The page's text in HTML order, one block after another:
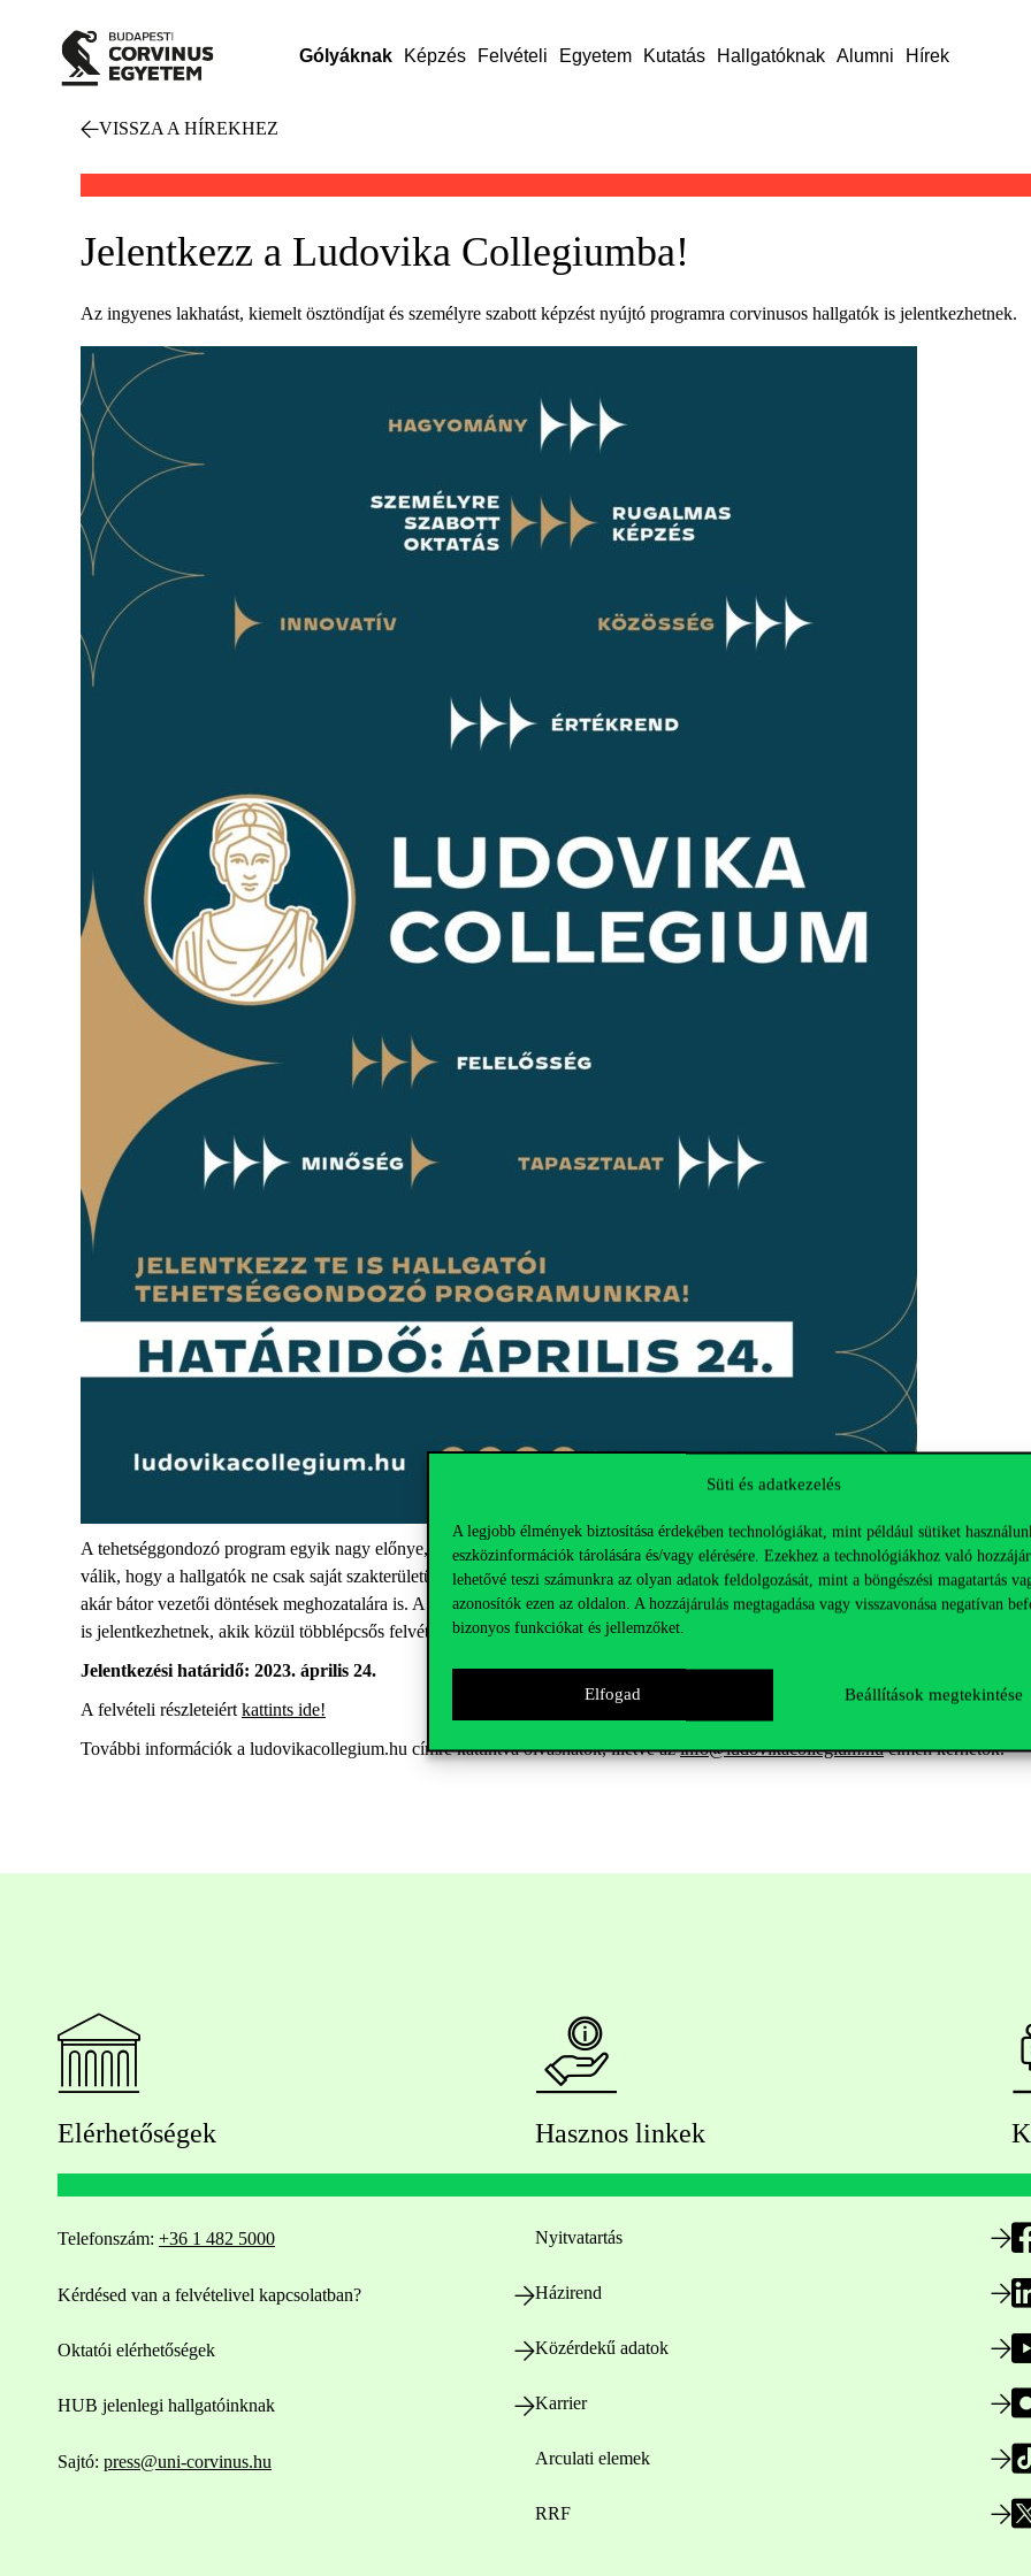
Süti és adatkezelés
A legjobb élmények biztosítása érdekében technológiákat, mint például sütiket
eszközinformációk tárolására és/vagy elérésére. Ezekhez a technológiákhoz való
lehetővé teszi számunkra az olyan adatok feldolgozását, mint a böngészési magatartás
azonosítók ezen az oldalon. A hozzájárulás megtagadása vagy visszavonása negatívan
bizonyos funkciókat és jellemzőket.
Elfogad Beállítások megtekintése
Gólyáknak Képzés Felvételi Egyetem Kutatás Hallgatóknak Alumni Hírek
VISSZA A HÍREKHEZ
Jelentkezz a Ludovika Collegiumba!
Az ingyenes lakhatást, kiemelt ösztöndíjat és személyre szabott képzést nyújtó programra corvinusos hallgatók is jelentkezhetnek.
A tehetséggondozó program egyik nagy előnye, hogy minden hallgatójára személyes figyelem hárul, a fejlesztést az NKE oktatói
válik, hogy a hallgatók ne csak saját szakterületükön rendelkezzenek a gyakorlatban is hasznosítható, kimagasló tudással, hanem
akár bátor vezetői döntések meghozatalára is. A Ludovika Collegiumba az NKE hallgatói mellett más, magyarországi székhelyű
is jelentkezhetnek, akik közül többlépcsős felvételi eljárásban választják ki a legtehetségesebb, leginkább motivált hallgatókat.
Jelentkezési határidő: 2023. április 24.
A felvételi részleteiért kattints ide!
További információk a ludovikacollegium.hu címre kattintva olvashatók, illetve azinfo@ludovikacollegium.hucímen kérhetők.
Elérhetőségek
Telefonszám: +36 1 482 5000
Kérdésed van a felvételivel kapcsolatban?
Oktatói elérhetőségek
HUB jelenlegi hallgatóinknak
Sajtó: press@uni-corvinus.hu
Hasznos linkek
Nyitvatartás
Házirend
Közérdekű adatok
Karrier
Arculati elemek
RRF